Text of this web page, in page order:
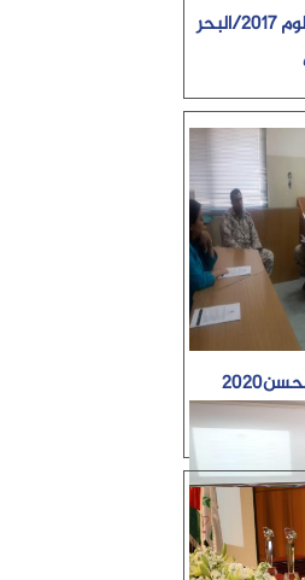
المنتدى العالمي للعلوم 2017/البحر